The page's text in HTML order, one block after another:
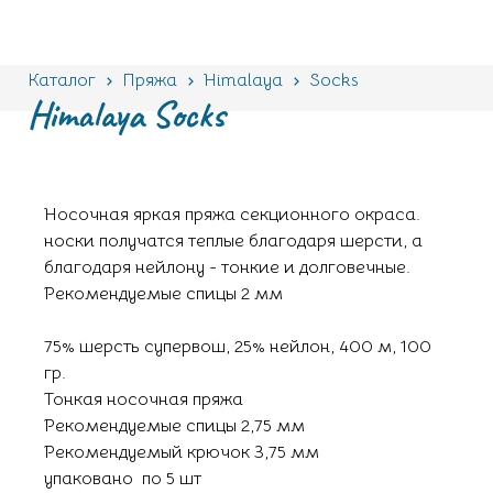
Каталог Пряжа Himalaya Socks
Носочная яркая пряжа секционного окраса.
носки получатся теплые благодаря шерсти, а
благодаря нейлону - тонкие и долговечные.
Рекомендуемые спицы 2 мм
75% шерсть cупервош, 25% нейлон, 400 м, 100
гр.
Тонкая носочная пряжа
Рекомендуемые спицы 2,75 мм
Рекомендуемый крючок 3,75 мм
упаковано по 5 шт
Himalaya Socks